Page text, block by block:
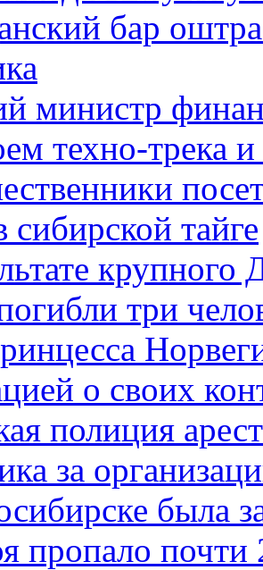
бар
министр
техно-трека
тайге
крупного
три
о своих
полиция
за
была
пропало почти